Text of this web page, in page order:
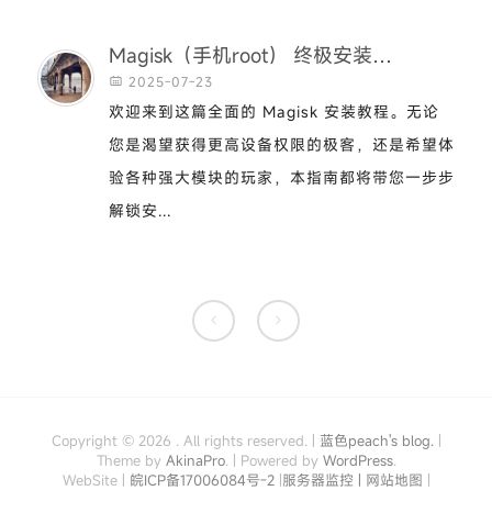
Magisk（手机root） 终极安装指南：从入门到精通
 2025-07-23
欢迎来到这篇全面的 Magisk 安装教程。无论
您是渴望获得更高设备权限的极客，还是希望体
验各种强大模块的玩家，本指南都将带您一步步
解锁安...
 
Copyright © 2026 . All rights reserved. | 蓝色peach's blog.|
Theme by AkinaPro. | Powered by WordPress.
WebSite | 皖ICP备17006084号-2|服务器监控 | 网站地图 |